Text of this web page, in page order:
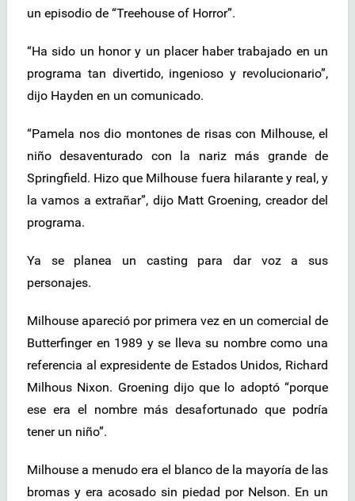
un episodio de “Treehouse of Horror”.
“Ha sido un honor y un placer haber trabajado en un
programa tan divertido, ingenioso y revolucionario”,
dijo Hayden en un comunicado.
“Pamela nos dio montones de risas con Milhouse, el
niño desaventurado con la nariz más grande de
Springfield. Hizo que Milhouse fuera hilarante y real, y
la vamos a extrañar”, dijo Matt Groening, creador del
programa.
Ya se planea un casting para dar voz a sus
personajes.
Milhouse apareció por primera vez en un comercial de
Butterfinger en 1989 y se lleva su nombre como una
referencia al expresidente de Estados Unidos, Richard
Milhous Nixon. Groening dijo que lo adoptó “porque
ese era el nombre más desafortunado que podría
tener un niño”.
Milhouse a menudo era el blanco de la mayoría de las
bromas y era acosado sin piedad por Nelson. En un